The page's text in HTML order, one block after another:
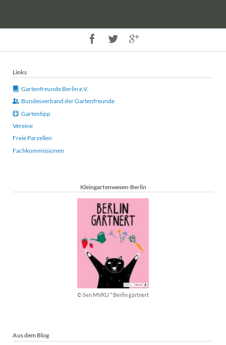
Links
Gartenfreunde Berlin e.V.
Bundesverband der Gartenfreunde
Gartentipp
Vereine
Freie Parzellen
Fachkommissionen
Kleingartenwesen-Berlin
© Sen MVKU * Berlin gärtnert
Aus dem Blog